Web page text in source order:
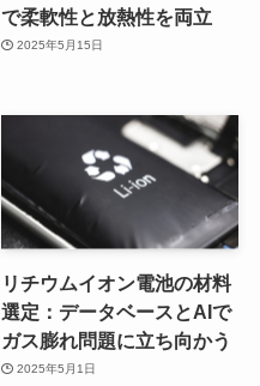
で柔軟性と放熱性を両立
2025年5月15日
リチウムイオン電池の材料
選定：データベースとAIで
ガス膨れ問題に立ち向かう
2025年5月1日